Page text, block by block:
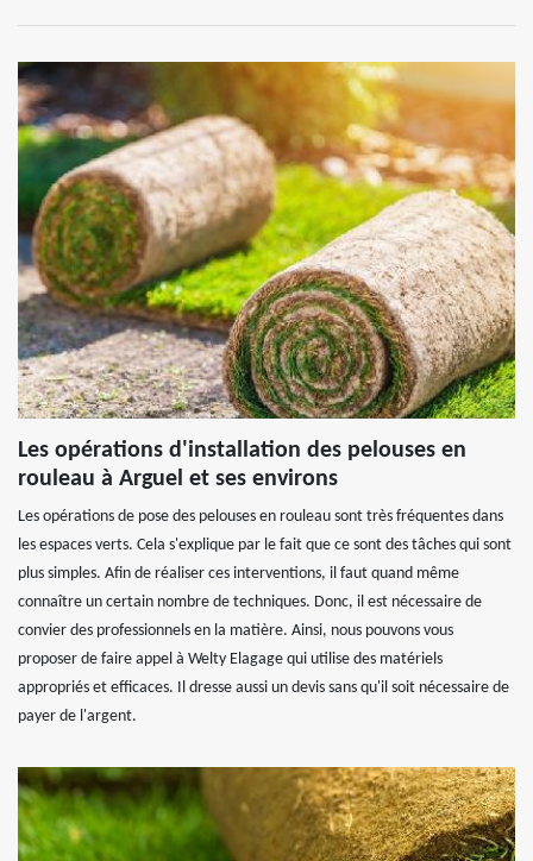
Les opérations d'installation des pelouses en
rouleau à Arguel et ses environs
Les opérations de pose des pelouses en rouleau sont très fréquentes dans
les espaces verts. Cela s'explique par le fait que ce sont des tâches qui sont
plus simples. Afin de réaliser ces interventions, il faut quand même
connaître un certain nombre de techniques. Donc, il est nécessaire de
convier des professionnels en la matière. Ainsi, nous pouvons vous
proposer de faire appel à Welty Elagage qui utilise des matériels
appropriés et efficaces. Il dresse aussi un devis sans qu'il soit nécessaire de
payer de l'argent.